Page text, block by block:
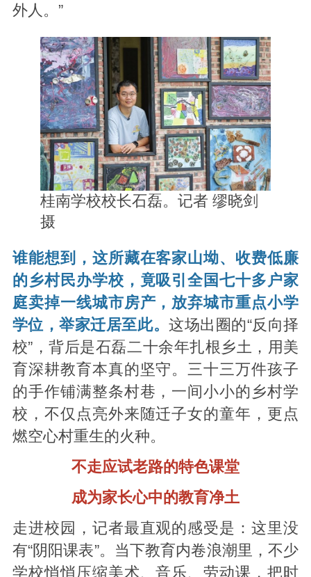
外人。”
桂南学校校长石磊。记者 缪晓剑
摄
谁能想到，这所藏在客家山坳、收费低廉
的乡村民办学校，竟吸引全国七十多户家
庭卖掉一线城市房产，放弃城市重点小学
学位，举家迁居至此。这场出圈的“反向择
校”，背后是石磊二十余年扎根乡土，用美
育深耕教育本真的坚守。三十三万件孩子
的手作铺满整条村巷，一间小小的乡村学
校，不仅点亮外来随迁子女的童年，更点
燃空心村重生的火种。
不走应试老路的特色课堂
成为家长心中的教育净土
走进校园，记者最直观的感受是：这里没
有“阴阳课表”。当下教育内卷浪潮里，不少
学校悄悄压缩美术、音乐、劳动课，把时